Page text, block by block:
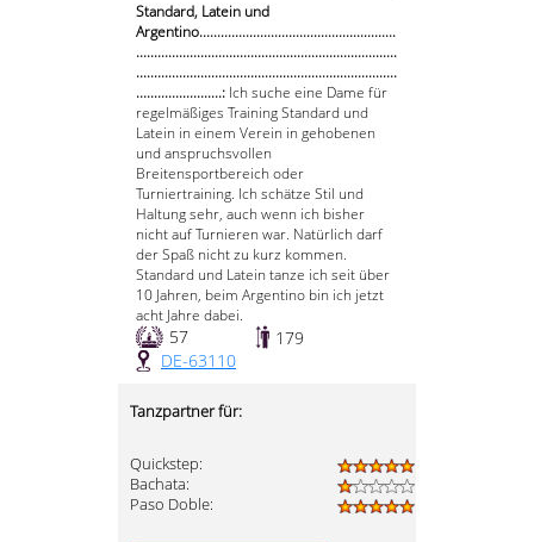
Standard, Latein und
Argentino.......................................................
.........................................................................
.........................................................................
........................: Ich suche eine Dame für
regelmäßiges Training Standard und
Latein in einem Verein in gehobenen
und anspruchsvollen
Breitensportbereich oder
Turniertraining. Ich schätze Stil und
Haltung sehr, auch wenn ich bisher
nicht auf Turnieren war. Natürlich darf
der Spaß nicht zu kurz kommen.
Standard und Latein tanze ich seit über
10 Jahren, beim Argentino bin ich jetzt
acht Jahre dabei.
57
179
DE-63110
Tanzpartner für:
Quickstep:
Bachata:
Paso Doble: